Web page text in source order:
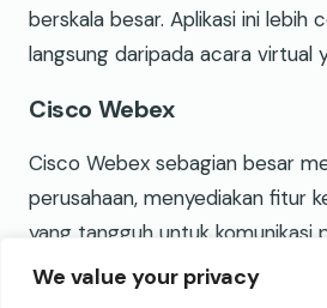
We value your privacy
berskala besar. Aplikasi ini lebih
langsung daripada acara virtual
Cisco Webex
Cisco Webex sebagian besar
perusahaan, menyediakan fitur
yang tangguh untuk komunikasi
mendukung fungsi lanjutan